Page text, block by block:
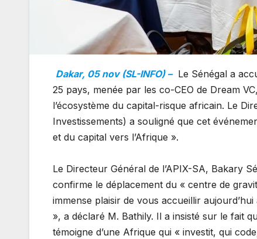
Dakar, 05 nov (SL-INFO) – Le Sénégal a
25 pays, menée par les co-CEO de Dream
l’écosystème du capital-risque africain. Le
Investissements) a souligné que cet
et du capital vers l’Afrique ».
​Le Directeur Général de l’APIX-SA, Bakary
confirme le déplacement du « centre de
immense plaisir de vous accueillir
», a déclaré M. Bathily. Il a insisté sur le fait
témoigne d’une Afrique qui « investit, qui